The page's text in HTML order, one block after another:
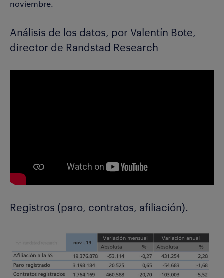
noviembre.
Análisis de los datos, por Valentín Bote,
director de Randstad Research
Registros (paro, contratos, afiliación).